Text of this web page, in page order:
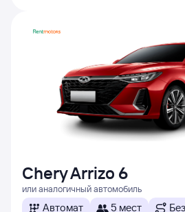
Chery Arrizo 6
или аналогичный автомобиль
Автомат 5 мест